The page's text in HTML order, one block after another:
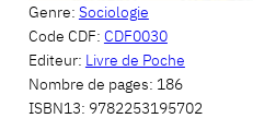
Genre: Sociologie
Code CDF: CDF0030
Editeur: Livre de Poche
Nombre de pages: 186
ISBN13: 9782253195702